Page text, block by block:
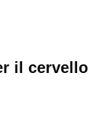
il cervello